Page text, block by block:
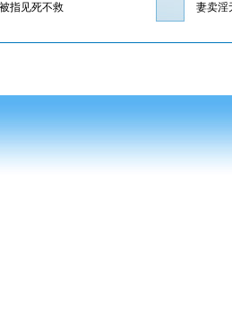
指见死不救
妻卖淫